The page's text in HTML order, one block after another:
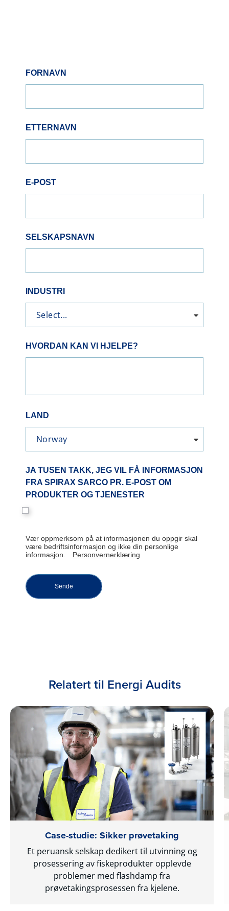
FORNAVN
ETTERNAVN
E-POST
SELSKAPSNAVN
INDUSTRI
HVORDAN KAN VI HJELPE?
LAND
JA TUSEN TAKK, JEG VIL FÅ INFORMASJON
FRA SPIRAX SARCO PR. E-POST OM
PRODUKTER OG TJENESTER
Vær oppmerksom på at informasjonen du oppgir skal
være bedriftsinformasjon og ikke din personlige
informasjon.
Personvernerklæring
Sende
Relatert til Energi Audits
Case-studie: Sikker prøvetaking
Et peruansk selskap dedikert til utvinning og
prosessering av fiskeprodukter opplevde
problemer med flashdamp fra
prøvetakingsprosessen fra kjelene.